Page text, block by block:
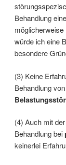
Behandlung
würde ich eine
besondere
(3) Keine
Behandlung von
(4) Auch mit
Behandlung bei
keinerlei